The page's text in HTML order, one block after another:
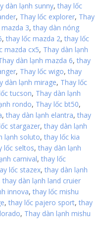
dàn lạnh sunny, thay lốc
, Thay lốc explorer, Thay
3, thay dàn nóng
, thay lốc mazda 2, thay lốc
mazda cx5, Thay dàn lạnh
dàn lạnh mazda 6, thay
, Thay lốc wigo, thay
dàn lạnh mirage, Thay lốc
tucson, Thay dàn lạnh
rondo, Thay lốc bt50,
, thay dàn lạnh elantra, thay
stargazer, thay dàn lạnh
lạnh soluto, thay lốc kia
lốc seltos, thay dàn lạnh
carnival, thay lốc
lốc stazex, thay dàn lạnh
thay dàn lạnh land cruier
innova, thay lốc mishu
, thay lốc pajero sport, thay
, Thay dàn lạnh mishu